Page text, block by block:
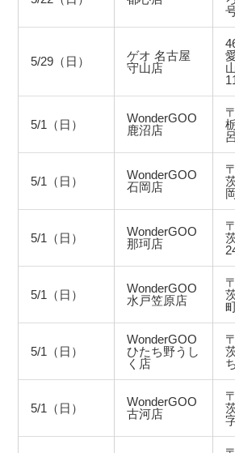
5/29（日）
ゲオ 名古屋
守山店
5/1（日）
WonderGOO
鹿沼店
5/1（日）
WonderGOO
石岡店
5/1（日）
WonderGOO
那珂店
5/1（日）
WonderGOO
水戸笠原店
5/1（日）
WonderGOO
ひたち野うし
く店
5/1（日）
WonderGOO
古河店